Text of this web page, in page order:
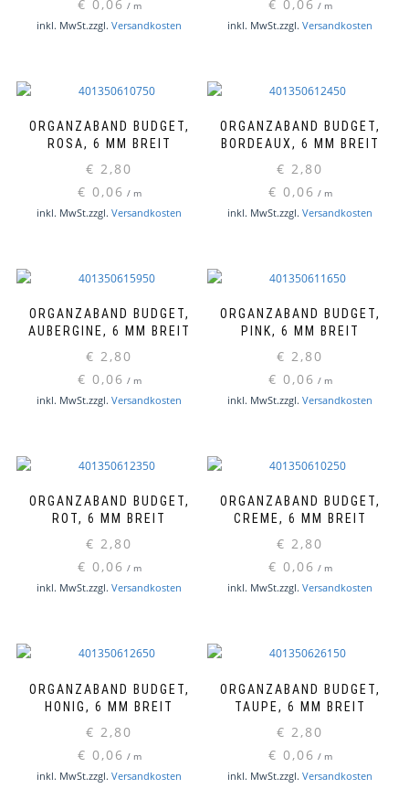
€ 0,06 / m
inkl. MwSt.zzgl. Versandkosten
€ 0,06 / m
inkl. MwSt.zzgl. Versandkosten
ORGANZABAND BUDGET,
ROSA, 6 MM BREIT
€ 2,80
€ 0,06 / m
inkl. MwSt.zzgl. Versandkosten
ORGANZABAND BUDGET,
BORDEAUX, 6 MM BREIT
€ 2,80
€ 0,06 / m
inkl. MwSt.zzgl. Versandkosten
ORGANZABAND BUDGET,
AUBERGINE, 6 MM BREIT
€ 2,80
€ 0,06 / m
inkl. MwSt.zzgl. Versandkosten
ORGANZABAND BUDGET,
PINK, 6 MM BREIT
€ 2,80
€ 0,06 / m
inkl. MwSt.zzgl. Versandkosten
ORGANZABAND BUDGET,
ROT, 6 MM BREIT
€ 2,80
€ 0,06 / m
inkl. MwSt.zzgl. Versandkosten
ORGANZABAND BUDGET,
CREME, 6 MM BREIT
€ 2,80
€ 0,06 / m
inkl. MwSt.zzgl. Versandkosten
ORGANZABAND BUDGET,
HONIG, 6 MM BREIT
€ 2,80
€ 0,06 / m
inkl. MwSt.zzgl. Versandkosten
ORGANZABAND BUDGET,
TAUPE, 6 MM BREIT
€ 2,80
€ 0,06 / m
inkl. MwSt.zzgl. Versandkosten